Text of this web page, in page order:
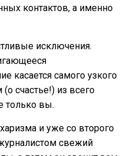
контактов, а именно
исключения.
касается самого узкого
счастье!) из всего
только вы.
и уже со второго
свежий